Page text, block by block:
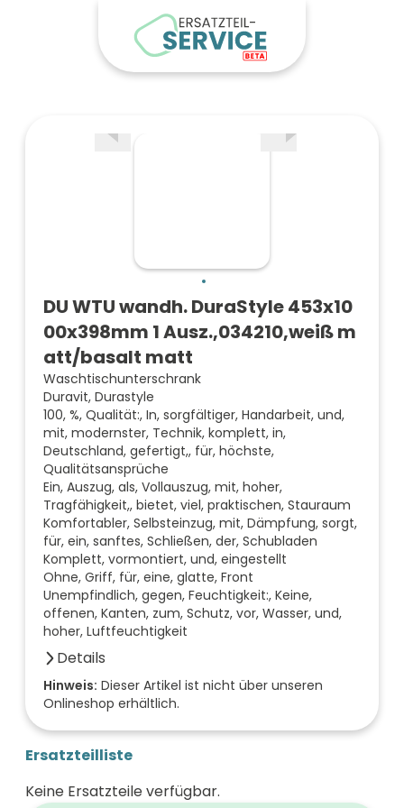
DU WTU wandh. DuraStyle 453x10
00x398mm 1 Ausz.,034210,weiß m
att/basalt matt
Waschtischunterschrank
Duravit, Durastyle
100, %, Qualität:, In, sorgfältiger, Handarbeit, und,
mit, modernster, Technik, komplett, in,
Deutschland, gefertigt,, für, höchste,
Qualitätsansprüche
Ein, Auszug, als, Vollauszug, mit, hoher,
Tragfähigkeit,, bietet, viel, praktischen, Stauraum
Komfortabler, Selbsteinzug, mit, Dämpfung, sorgt,
für, ein, sanftes, Schließen, der, Schubladen
Komplett, vormontiert, und, eingestellt
Ohne, Griff, für, eine, glatte, Front
Unempfindlich, gegen, Feuchtigkeit:, Keine,
offenen, Kanten, zum, Schutz, vor, Wasser, und,
hoher, Luftfeuchtigkeit
Details
Anzahl der Fächer (Stück)
0
Farbe der Front
Breite (mm)
Hinweis: Dieser Artikel ist nicht über unseren
Onlineshop erhältlich.
Ersatzteilliste
Keine Ersatzteile verfügbar.